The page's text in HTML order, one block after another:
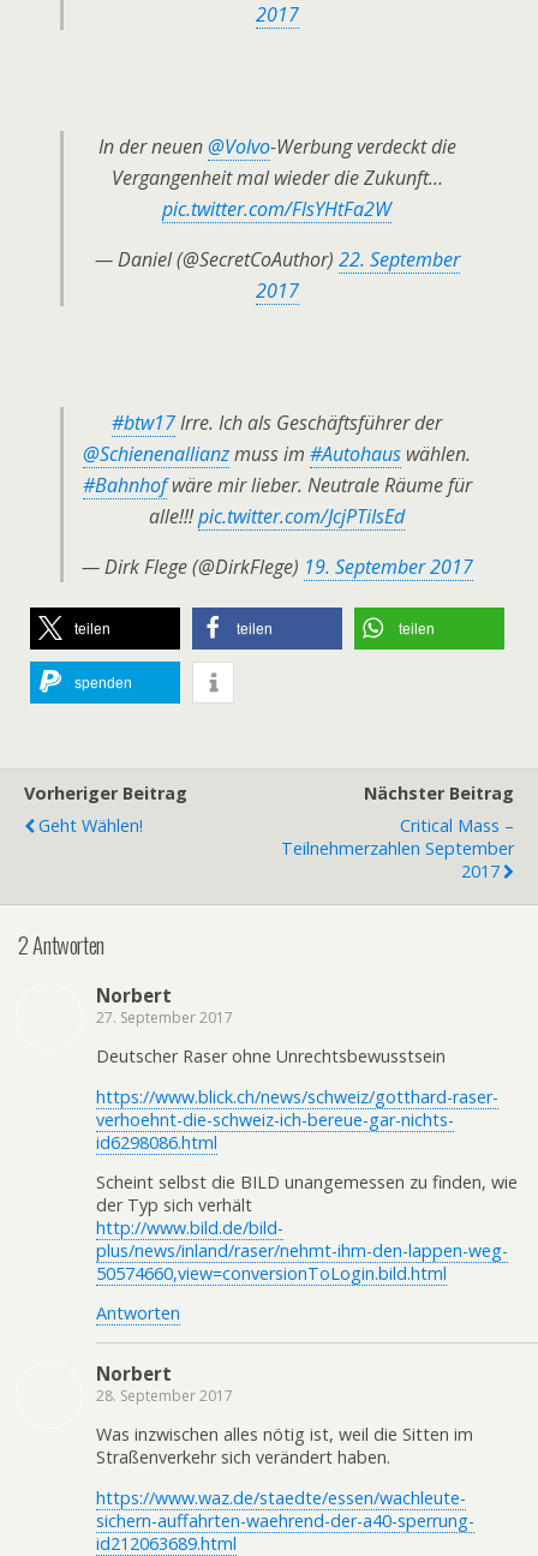
2017
In der neuen@Volvo-Werbung verdeckt die
Vergangenheit mal wieder die Zukunft…
pic.twitter.com/FlsYHtFa2W
— Daniel (@SecretCoAuthor) 22. September
2017
#btw17Irre. Ich als Geschäftsführer der
@Schienenallianzmuss im #Autohaus wählen.
#Bahnhofwäre mir lieber. Neutrale Räume für
alle!!!pic.twitter.com/JcjPTiIsEd
— Dirk Flege (@DirkFlege) 19. September 2017
teilen teilen teilen
spenden
Vorheriger Beitrag
Geht Wählen!
Nächster Beitrag
Critical Mass –
Teilnehmerzahlen September
2017
2 Antworten
Norbert
27. September 2017
Deutscher Raser ohne Unrechtsbewusstsein
https://www.blick.ch/news/schweiz/gotthard-raser-
verhoehnt-die-schweiz-ich-bereue-gar-nichts-
id6298086.html
Scheint selbst die BILD unangemessen zu finden, wie
der Typ sich verhält
http://www.bild.de/bild-
plus/news/inland/raser/nehmt-ihm-den-lappen-weg-
50574660,view=conversionToLogin.bild.html
Antworten
Norbert
28. September 2017
Was inzwischen alles nötig ist, weil die Sitten im
Straßenverkehr sich verändert haben.
https://www.waz.de/staedte/essen/wachleute-
sichern-auffahrten-waehrend-der-a40-sperrung-
id212063689.html